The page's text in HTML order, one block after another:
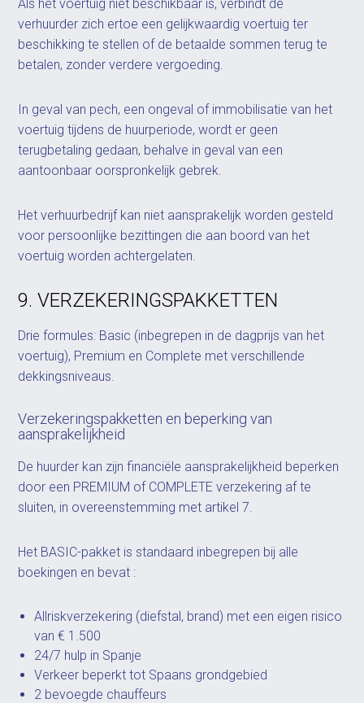
Als het voertuig niet beschikbaar is, verbindt de
verhuurder zich ertoe een gelijkwaardig voertuig ter
beschikking te stellen of de betaalde sommen terug te
betalen, zonder verdere vergoeding.
In geval van pech, een ongeval of immobilisatie van het
voertuig tijdens de huurperiode, wordt er geen
terugbetaling gedaan, behalve in geval van een
aantoonbaar oorspronkelijk gebrek.
Het verhuurbedrijf kan niet aansprakelijk worden gesteld
voor persoonlijke bezittingen die aan boord van het
voertuig worden achtergelaten.
9. VERZEKERINGSPAKKETTEN
Drie formules: Basic (inbegrepen in de dagprijs van het
voertuig), Premium en Complete met verschillende
dekkingsniveaus.
Verzekeringspakketten en beperking van
aansprakelijkheid
De huurder kan zijn financiële aansprakelijkheid beperken
door een PREMIUM of COMPLETE verzekering af te
sluiten, in overeenstemming met artikel 7.
Het BASIC-pakket is standaard inbegrepen bij alle
boekingen en bevat :
Allriskverzekering (diefstal, brand) met een eigen risico
van € 1.500
24/7 hulp in Spanje
Verkeer beperkt tot Spaans grondgebied
2 bevoegde chauffeurs